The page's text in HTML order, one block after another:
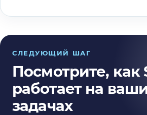
СЛЕДУЮЩИЙ ШАГ
Посмотрите, как
работает на
задачах